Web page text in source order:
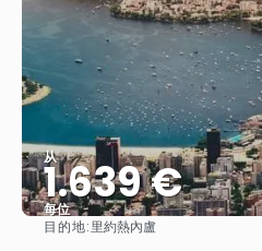
从
1.639 €
每位
目的地:里約熱內盧